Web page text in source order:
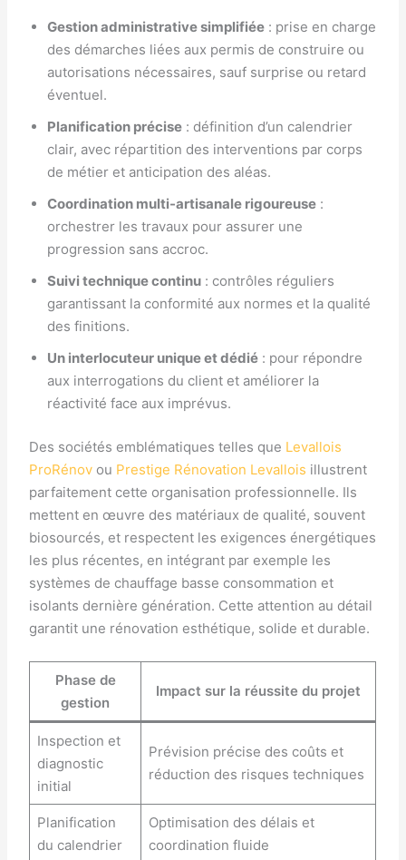
Gestion administrative simplifiée : prise en charge
des démarches liées aux permis de construire ou
autorisations nécessaires, sauf surprise ou retard
éventuel.
Planification précise : définition d’un calendrier
clair, avec répartition des interventions par corps
de métier et anticipation des aléas.
Coordination multi-artisanale rigoureuse :
orchestrer les travaux pour assurer une
progression sans accroc.
Suivi technique continu : contrôles réguliers
garantissant la conformité aux normes et la qualité
des finitions.
Un interlocuteur unique et dédié : pour répondre
aux interrogations du client et améliorer la
réactivité face aux imprévus.
Des sociétés emblématiques telles que Levallois
ProRénov ou Prestige Rénovation Levallois illustrent
parfaitement cette organisation professionnelle. Ils
mettent en œuvre des matériaux de qualité, souvent
biosourcés, et respectent les exigences énergétiques
les plus récentes, en intégrant par exemple les
systèmes de chauffage basse consommation et
isolants dernière génération. Cette attention au détail
garantit une rénovation esthétique, solide et durable.
Phase de
gestion
Impact sur la réussite du projet
Inspection et
diagnostic
initial
Prévision précise des coûts et
réduction des risques techniques
Planification
du calendrier
Optimisation des délais et
coordination fluide